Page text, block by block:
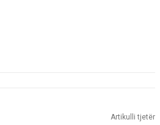
Artikulli tjetër